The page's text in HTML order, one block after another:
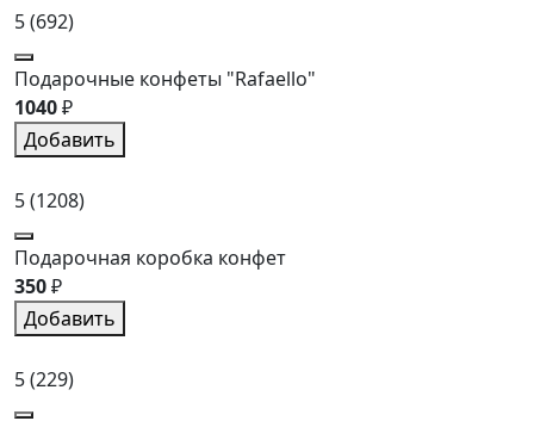
5(692)
Подарочные конфеты "Rafaello"
1040₽
Добавить
5(1208)
Подарочная коробка конфет
350₽
Добавить
5(229)